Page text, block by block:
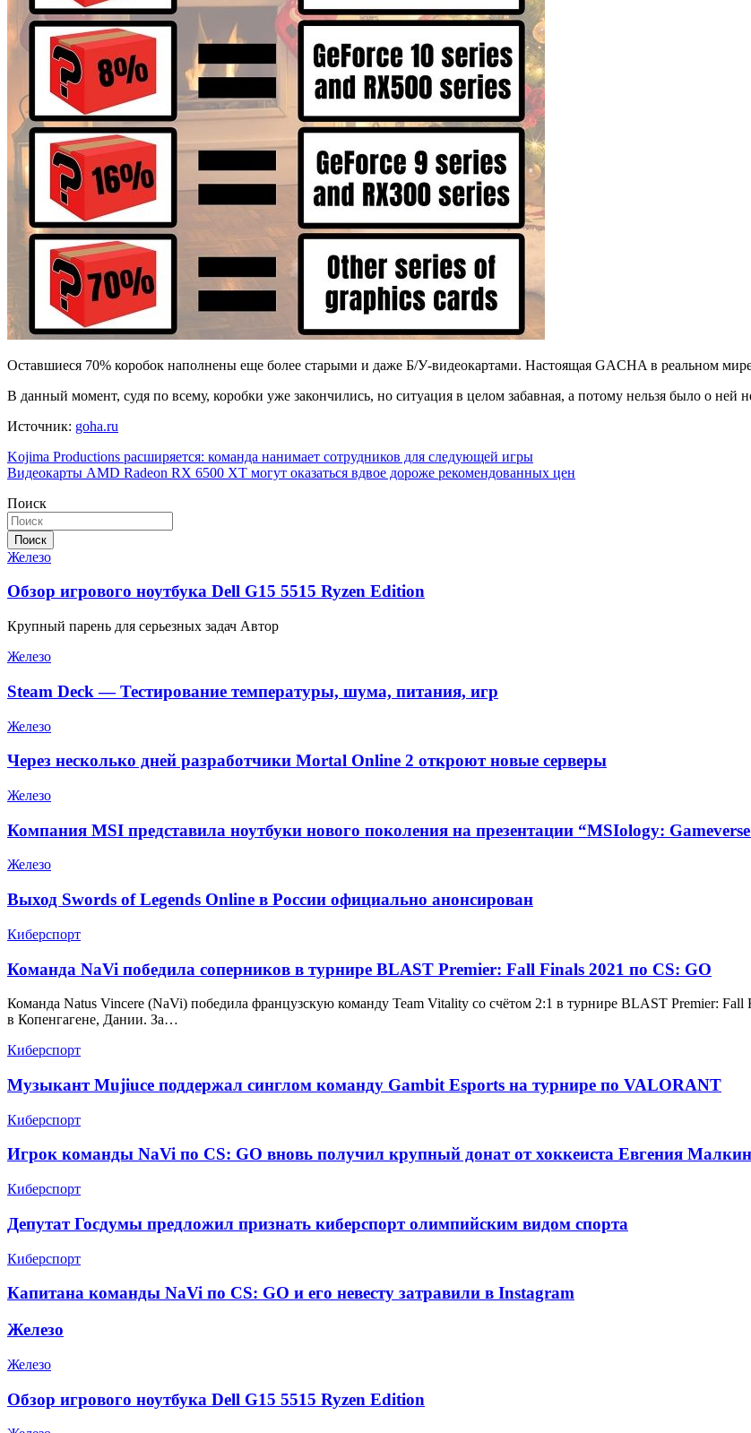
Оставшиеся 70% коробок наполнены еще более старыми и даже Б/У-видеокартами. Настоящая GACHA в реальном
В данный момент, судя по всему, коробки уже закончились, но ситуация в целом забавная, а потому нельзя было о ней
Источник: goha.ru
Навигация
по
записям
Kojima Productions расширяется: команда нанимает сотрудников для следующей игры
Видеокарты AMD Radeon RX 6500 XT могут оказаться вдвое дороже рекомендованных цен
Поиск
Поиск
Железо
Обзор игрового ноутбука Dell G15 5515 Ryzen Edition
Крупный парень для серьезных задач Автор
Железо
Steam Deck — Тестирование температуры, шума, питания, игр
Железо
Через несколько дней разработчики Mortal Online 2 откроют новые серверы
Железо
Компания MSI представила ноутбуки нового поколения на презентации “MSIology:
Железо
Выход Swords of Legends Online в России официально анонсирован
Киберспорт
Команда NaVi победила соперников в турнире BLAST Premier: Fall Finals 2021 по CS: GO
Команда Natus Vincere (NaVi) победила французскую команду Team Vitality со счётом 2:1 в турнире BLAST Premier:
в Копенгагене, Дании. За…
Киберспорт
Музыкант Mujiuce поддержал синглом команду Gambit Esports на турнире по VALORANT
Киберспорт
Игрок команды NaVi по CS: GO вновь получил крупный донат от хоккеиста Евгения
Киберспорт
Депутат Госдумы предложил признать киберспорт олимпийским видом спорта
Киберспорт
Капитана команды NaVi по CS: GO и его невесту затравили в Instagram
Железо
Железо
Обзор игрового ноутбука Dell G15 5515 Ryzen Edition